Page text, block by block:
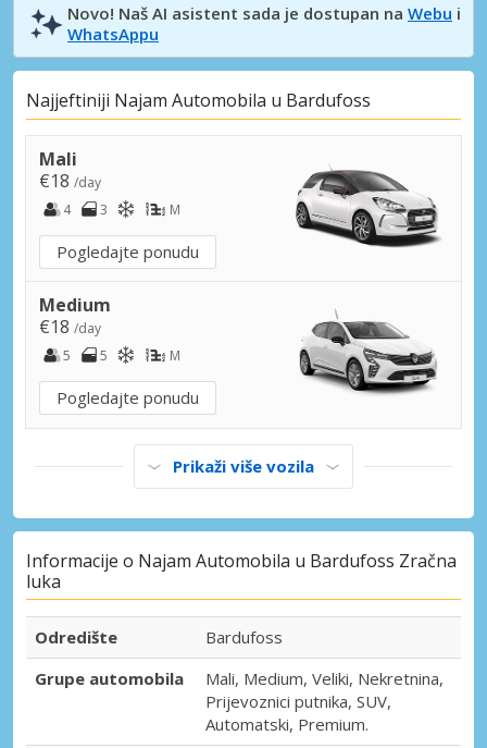
Novo! Naš AI asistent sada je dostupan na Webu i
WhatsAppu
Najjeftiniji Najam Automobila u Bardufoss
Mali
€18 /day
4
3 M
Pogledajte ponudu
Medium
€18 /day
5
5 M
Pogledajte ponudu
Prikaži više vozila
Informacije o Najam Automobila u Bardufoss Zračna
luka
Odredište
Bardufoss
Grupe automobila
Mali, Medium, Veliki, Nekretnina,
Prijevoznici putnika, SUV,
Automatski, Premium.